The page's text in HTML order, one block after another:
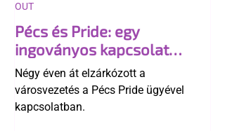
Pécs és Pride: egy
ingoványos kapcsolat
története
Négy éven át elzárkózott a
városvezetés a Pécs Pride ügyével
kapcsolatban.
OUT